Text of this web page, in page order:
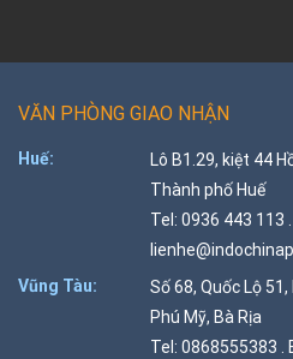
VĂN PHÒNG GIAO NHẬN
Huế:
Lô B1.29, kiệt 44
Thành phố Huế
Tel: 0936 443 113
Vũng Tàu:
Số 68, Quốc Lộ
Phú Mỹ, Bà Rịa
Tel: 0868555383 .